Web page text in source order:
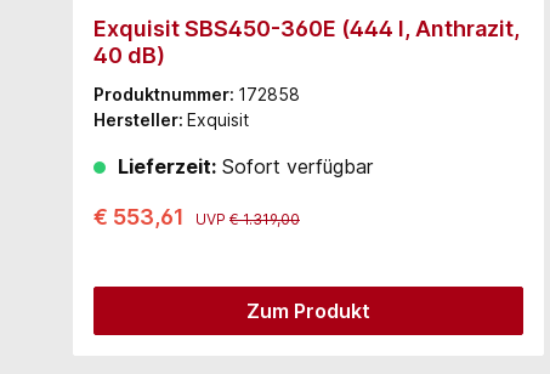
Exquisit SBS450-360E (444 l, Anthrazit,
40 dB)
Produktnummer: 172858
Hersteller: Exquisit
Lieferzeit: Sofort verfügbar
€ 553,61 UVP € 1.319,00
Zum Produkt